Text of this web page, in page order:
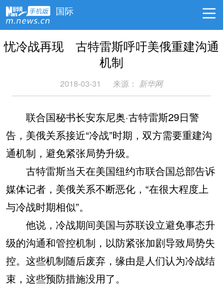
国际
忧冷战再现 古特雷斯呼吁美俄重建沟通
机制
2018-03-31 来源： 新华网
联合国秘书长安东尼奥·古特雷斯29日警
告，美俄关系接近“冷战”时期，双方需要重建沟
通机制，避免紧张局势升级。
古特雷斯当天在美国纽约市联合国总部告诉
媒体记者，美俄关系不断恶化，“在很大程度上
与冷战时期相似”。
他说，冷战期间美国与苏联设立避免事态升
级的沟通和管控机制，以防紧张加剧导致局势失
控。这些机制随后废弃，缘由是人们认为冷战结
束，这些预防措施没用了。